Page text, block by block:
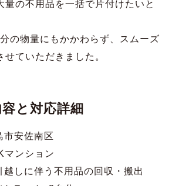
量の不用品を一括で片付けたいと
の物量にもかかわらず、スムーズ
せていただきました。
と対応詳細
市安佐南区
マンション
越しに伴う不用品の回収・搬出